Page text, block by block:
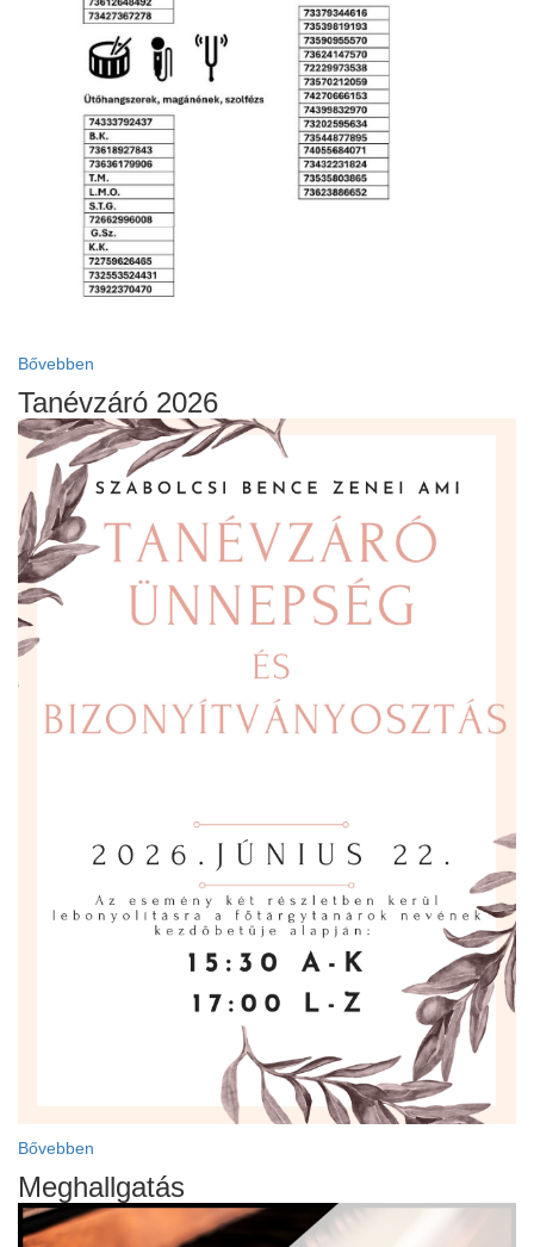
Bővebben
Tanévzáró 2026
Bővebben
Meghallgatás